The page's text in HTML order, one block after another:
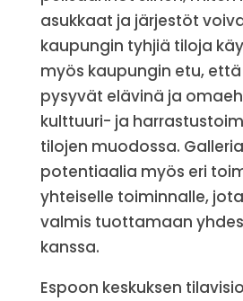
asukkaat ja järjestöt
kaupungin tyhjiä tiloja
myös kaupungin etu,
pysyvät elävinä ja
kulttuuri- ja
tilojen muodossa.
potentiaalia myös eri
yhteiselle toiminnalle,
valmis tuottamaan
kanssa.
Espoon keskuksen